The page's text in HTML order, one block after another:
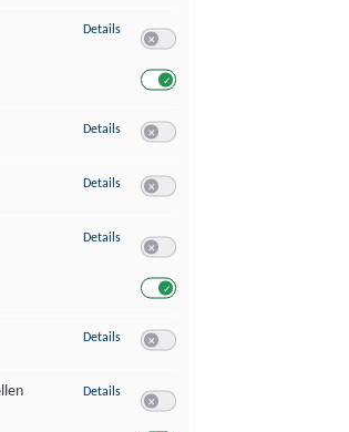
Details zu Verwendung reduzierter Daten zur
Details zu Erstellung von Profilen für
Details zu Verwendung von Profilen zur Auswahl
Details zu Messung der Werbeleistung
Details zu Messung der Performance von Inhalten
Details zu Analyse von Zielgruppen durch